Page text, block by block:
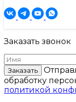
Заказать звонок
Заказать
обработку
политикой